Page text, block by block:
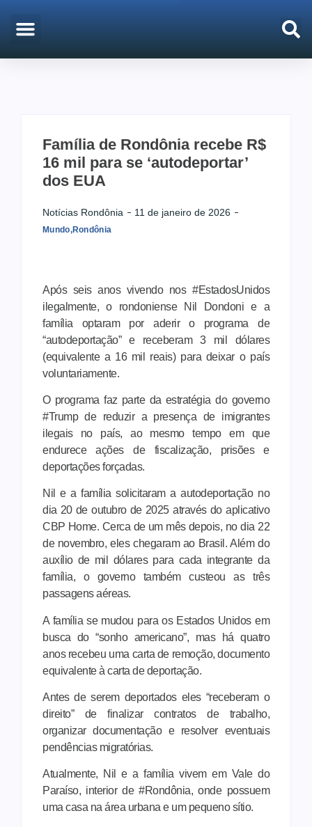
Família de Rondônia recebe R$
16 mil para se ‘autodeportar’
dos EUA
Notícias Rondônia 11 de janeiro de 2026
Mundo,Rondônia
Após seis anos vivendo nos #EstadosUnidos
ilegalmente, o rondoniense Nil Dondoni e a
família optaram por aderir o programa de
“autodeportação” e receberam 3 mil dólares
(equivalente a 16 mil reais) para deixar o país
voluntariamente.
O programa faz parte da estratégia do governo
#Trump de reduzir a presença de imigrantes
ilegais no país, ao mesmo tempo em que
endurece ações de fiscalização, prisões e
deportações forçadas.
Nil e a família solicitaram a autodeportação no
dia 20 de outubro de 2025 através do aplicativo
CBP Home. Cerca de um mês depois, no dia 22
de novembro, eles chegaram ao Brasil. Além do
auxílio de mil dólares para cada integrante da
família, o governo também custeou as três
passagens aéreas.
A família se mudou para os Estados Unidos em
busca do “sonho americano”, mas há quatro
anos recebeu uma carta de remoção, documento
equivalente à carta de deportação.
Antes de serem deportados eles “receberam o
direito” de finalizar contratos de trabalho,
organizar documentação e resolver eventuais
pendências migratórias.
Atualmente, Nil e a família vivem em Vale do
Paraíso, interior de #Rondônia, onde possuem
uma casa na área urbana e um pequeno sítio.